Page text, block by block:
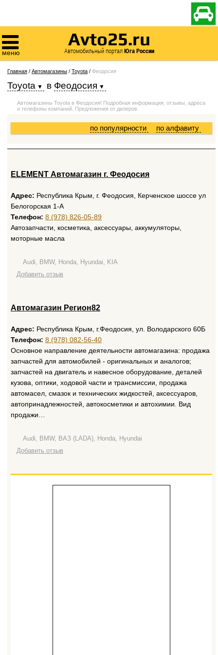


меню
Avto25.ru
Автомобильный порталЮга России
Главная / Автомагазины / Toyota / Феодосия
Toyota в Феодосия
Автомагазины Toyota в Феодосия! Подробная информация, отзывы, адреса
и телефоны компаний. Предложения от дилеров.
по алфавиту
по популярности
ELEMENT Автомагазин г. Феодосия
Адрес: Республика Крым, г. Феодосия, Керченское шоссе ул
Белогорская 1-А
Телефон: 8 (978) 826-05-89
Автозапчасти, косметика, аксессуары, аккумуляторы,
моторные масла
Audi, BMW, Honda, Hyundai, KIA
Добавить отзыв
Автомагазин Регион82
Адрес: Республика Крым, г.Феодосия, ул. Володарского 60Б
Телефон: 8 (978) 082-56-40
Основное направление деятельности автомагазина: продажа
запчастей для автомобилей - оригинальных и аналогов;
запчастей на двигатель и навесное оборудование, деталей
кузова, оптики, ходовой части и трансмиссии, продажа
автомасел, смазок и технических жидкостей, аксессуаров,
автопринадлежностей, автокосметики и автохимии. Вид
продажи…
Audi, BMW, ВАЗ (LADA), Honda, Hyundai
Добавить отзыв